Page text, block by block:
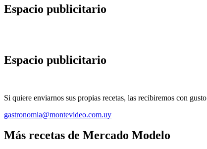
Espacio publicitario
Espacio publicitario
Si quiere enviarnos sus propias recetas, las recibiremos con gusto
gastronomia@montevideo.com.uy
Más recetas de Mercado Modelo